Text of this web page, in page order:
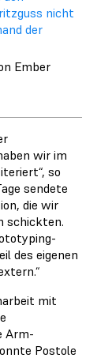
nicht
der
Ember
wir im
so
sendete
die wir
schickten.
des eigenen
mit
Arm-
Postole